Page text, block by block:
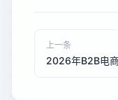
上一条